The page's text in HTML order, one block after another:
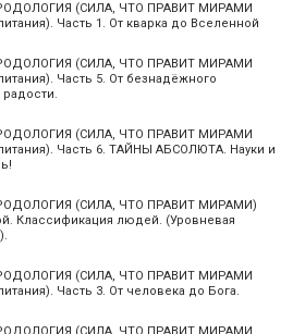
(СИЛА, ЧТО ПРАВИТ МИРАМИ
Часть 1. От кварка до Вселенной
(СИЛА, ЧТО ПРАВИТ МИРАМИ
Часть 5. От безнадёжного
радости.
(СИЛА, ЧТО ПРАВИТ МИРАМИ
Часть 6. ТАЙНЫ АБСОЛЮТА. Науки и
(СИЛА, ЧТО ПРАВИТ МИРАМИ)
Классификация людей. (Уровневая
(СИЛА, ЧТО ПРАВИТ МИРАМИ
Часть 3. От человека до Бога.